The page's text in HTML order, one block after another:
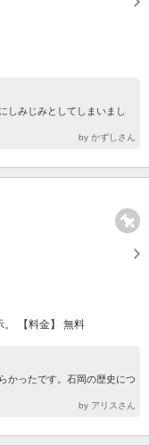
しみじみとしてしまいまし
by かずしさん
。 【料金】 無料
かったです。石岡の歴史につ
by アリスさん